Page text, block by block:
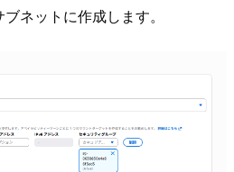
ネットに作成します。